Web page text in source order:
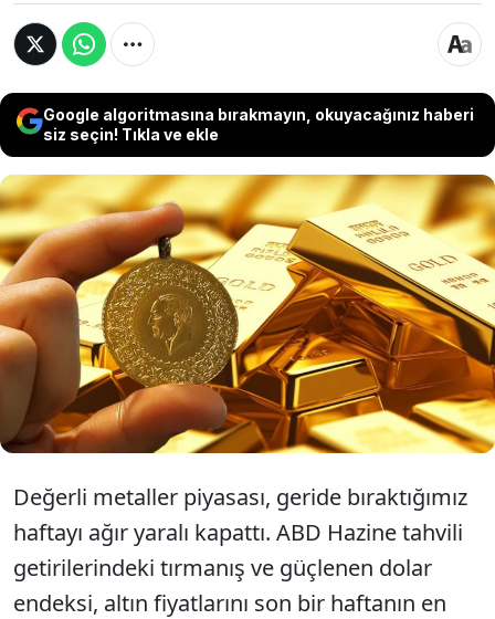
Google algoritmasına bırakmayın, okuyacağınız haberi
siz seçin! Tıkla ve ekle
Küresel piyasalarda bu sefer rüzgar
tersten esti. Zirveden inen spot altın ons
başına 4 bin 557 dolar seviyesine
çekilerek yatırımcısını şaşırttı.
Değerli metaller piyasası, geride bıraktığımız
haftayı ağır yaralı kapattı. ABD Hazine tahvili
getirilerindeki tırmanış ve güçlenen dolar
endeksi, altın fiyatlarını son bir haftanın en